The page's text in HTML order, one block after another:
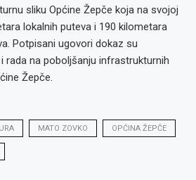
sliku Općine Žepče koja na svojoj
lokalnih puteva i 190 kilometara
Potpisani ugovori dokaz su
rada na poboljšanju infrastrukturnih
Žepče.
MATO ZOVKO OPĆINA ŽEPČE